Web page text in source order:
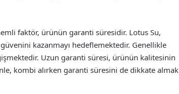
faktör, ürünün garanti süresidir. Lotus Su,
kazanmayı hedeflemektedir. Genellikle
Uzun garanti süresi, ürünün kalitesinin
kombi alırken garanti süresini de dikkate almak